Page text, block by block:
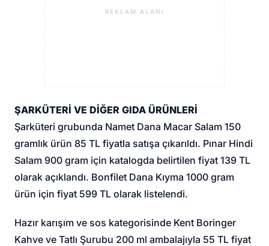
REKLAM ALANI
ŞARKÜTERİ VE DİĞER GIDA ÜRÜNLERİ
Şarküteri grubunda Namet Dana Macar Salam 150
gramlık ürün 85 TL fiyatla satışa çıkarıldı. Pınar Hindi
Salam 900 gram için katalogda belirtilen fiyat 139 TL
olarak açıklandı. Bonfilet Dana Kıyma 1000 gram
ürün için fiyat 599 TL olarak listelendi.
Hazır karışım ve sos kategorisinde Kent Boringer
Kahve ve Tatlı Şurubu 200 ml ambalajıyla 55 TL fiyat